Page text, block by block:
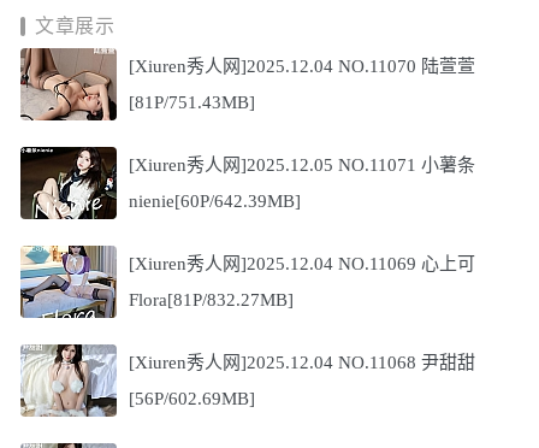
文章展示
[Xiuren秀人网]2025.12.04 NO.11070 陆萱萱
[81P/751.43MB]
[Xiuren秀人网]2025.12.05 NO.11071 小薯条
nienie[60P/642.39MB]
[Xiuren秀人网]2025.12.04 NO.11069 心上可
Flora[81P/832.27MB]
[Xiuren秀人网]2025.12.04 NO.11068 尹甜甜
[56P/602.69MB]